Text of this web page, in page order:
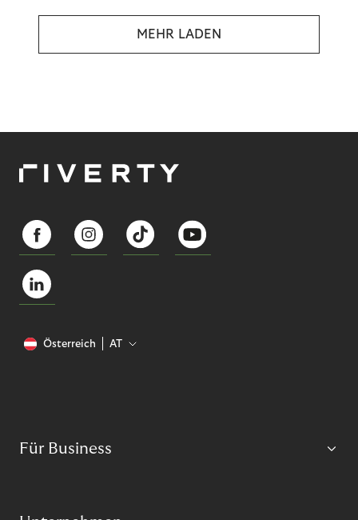
MEHR LADEN
Österreich AT
Für Business